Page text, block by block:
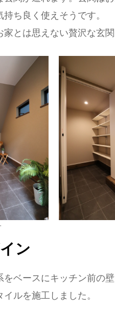
ち良く使えそうです。
家とは思えない贅沢な玄
ン
をベースにキッチン前の
ルを施工しました。